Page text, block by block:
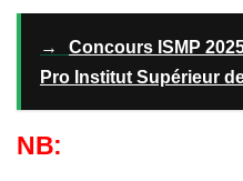
→
Concours ISMP
Pro Institut Supérieur
NB: